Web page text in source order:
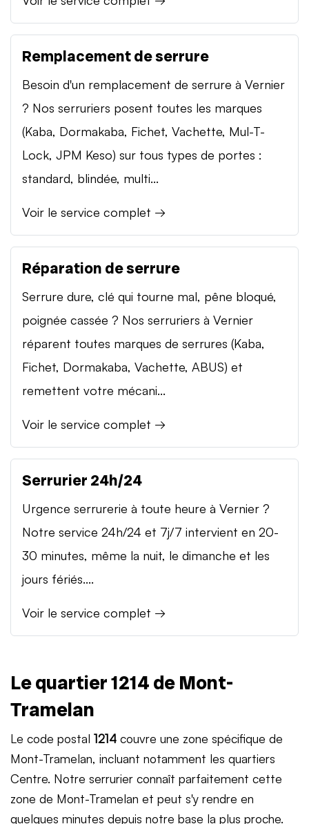
Remplacement de serrure
Besoin d'un remplacement de serrure à Vernier
? Nos serruriers posent toutes les marques
(Kaba, Dormakaba, Fichet, Vachette, Mul-T-
Lock, JPM Keso) sur tous types de portes :
standard, blindée, multi...
Voir le service complet →
Réparation de serrure
Serrure dure, clé qui tourne mal, pêne bloqué,
poignée cassée ? Nos serruriers à Vernier
réparent toutes marques de serrures (Kaba,
Fichet, Dormakaba, Vachette, ABUS) et
remettent votre mécani...
Voir le service complet →
Serrurier 24h/24
Urgence serrurerie à toute heure à Vernier ?
Notre service 24h/24 et 7j/7 intervient en 20-
30 minutes, même la nuit, le dimanche et les
jours fériés....
Voir le service complet →
Le quartier 1214 de Mont-
Tramelan
Le code postal 1214 couvre une zone spécifique de
Mont-Tramelan, incluant notamment les quartiers
Centre. Notre serrurier connaît parfaitement cette
zone de Mont-Tramelan et peut s'y rendre en
quelques minutes depuis notre base la plus proche.